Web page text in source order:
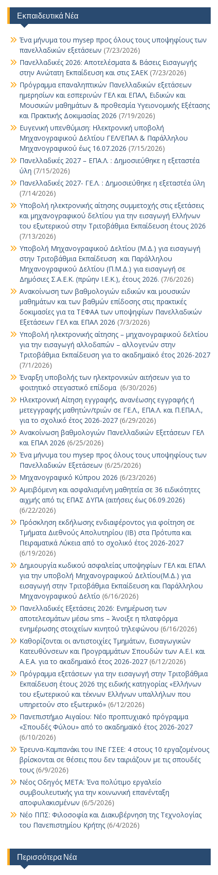
k p k er
n τε
ίτ
ε
Εκπαιδευτικά Νέα
Ένα μήνυμα του mysep προς όλους τους υποψηφίους των
πανελλαδικών εξετάσεων (7/23/2026)
Πανελλαδικές 2026: Αποτελέσματα & Βάσεις Εισαγωγής
στην Ανώτατη Εκπαίδευση και στις ΣΑΕΚ (7/23/2026)
Πρόγραμμα επαναληπτικών Πανελλαδικών εξετάσεων
ημερησίων και εσπερινών ΓΕΛ και ΕΠΑΛ, Ειδικών και
Μουσικών μαθημάτων & προθεσμία Υγειονομικής Εξέτασης
και Πρακτικής Δοκιμασίας 2026 (7/19/2026)
Ευγενική υπενθύμιση: Ηλεκτρονική υποβολή
Μηχανογραφικού Δελτίου ΓΕΛ/ΕΠΑΛ & Παράλληλου
Μηχανογραφικού έως 16.07.2026 (7/15/2026)
Πανελλαδικές 2027 – ΕΠΑ.Λ. : Δημοσιεύθηκε η εξεταστέα
ύλη (7/15/2026)
Πανελλαδικές 2027- ΓΕ.Λ. : Δημοσιεύθηκε η εξεταστέα ύλη
(7/14/2026)
Υποβολή ηλεκτρονικής αίτησης συμμετοχής στις εξετάσεις
και μηχανογραφικού δελτίου για την εισαγωγή Ελλήνων
του εξωτερικού στην Τριτοβάθμια Εκπαίδευση έτους 2026
(7/13/2026)
Υποβολή Μηχανογραφικού Δελτίου (Μ.Δ.) για εισαγωγή
στην Τριτοβάθμια Εκπαίδευση και Παράλληλου
Μηχανογραφικού Δελτίου (Π.Μ.Δ.) για εισαγωγή σε
Δημόσιες Σ.Α.Ε.Κ. (πρώην Ι.Ε.Κ.), έτους 2026. (7/6/2026)
Ανακοίνωση των βαθμολογιών ειδικών και μουσικών
μαθημάτων και των βαθμών επίδοσης στις πρακτικές
δοκιμασίες για τα ΤΕΦΑΑ των υποψηφίων Πανελλαδικών
Εξετάσεων ΓΕΛ και ΕΠΑΛ 2026 (7/3/2026)
Υποβολή ηλεκτρονικής αίτησης – μηχανογραφικού δελτίου
για την εισαγωγή αλλοδαπών – αλλογενών στην
Τριτοβάθμια Εκπαίδευση για το ακαδημαϊκό έτος 2026-2027
(7/1/2026)
Έναρξη υποβολής των ηλεκτρονικών αιτήσεων για το
φοιτητικό στεγαστικό επίδομα (6/30/2026)
Ηλεκτρονική Αίτηση εγγραφής, ανανέωσης εγγραφής ή
μετεγγραφής μαθητών/τριών σε ΓΕ.Λ., ΕΠΑ.Λ. και Π.ΕΠΑ.Λ.,
για το σχολικό έτος 2026-2027 (6/29/2026)
Ανακοίνωση βαθμολογιών Πανελλαδικών Εξετάσεων ΓΕΛ
και ΕΠΑΛ 2026 (6/25/2026)
Ένα μήνυμα του mysep προς όλους τους υποψηφίους των
Πανελλαδικών Εξετάσεων (6/25/2026)
Μηχανογραφικό Κύπρου 2026 (6/23/2026)
Αμειβόμενη και ασφαλισμένη μαθητεία σε 36 ειδικότητες
αιχμής από τις ΕΠΑΣ ΔΥΠΑ (αιτήσεις έως 06.09.2026)
(6/22/2026)
Πρόσκληση εκδήλωσης ενδιαφέροντος για φοίτηση σε
Τμήματα Διεθνούς Απολυτηρίου (IB) στα Πρότυπα και
Πειραματικά Λύκεια από το σχολικό έτος 2026-2027
(6/19/2026)
Δημιουργία κωδικού ασφαλείας υποψηφίων ΓΕΛ και ΕΠΑΛ
για την υποβολή Μηχανογραφικού Δελτίου(Μ.Δ.) για
εισαγωγή στην Τριτοβάθμια Εκπαίδευση και Παράλληλου
Μηχανογραφικού Δελτίο (6/16/2026)
Πανελλαδικές Εξετάσεις 2026: Ενημέρωση των
αποτελεσμάτων μέσω sms – Άνοιξε η πλατφόρμα
ενημέρωσης στοιχείων κινητού τηλεφώνου (6/16/2026)
Καθορίζονται οι αντιστοιχίες Τμημάτων, Εισαγωγικών
Κατευθύνσεων και Προγραμμάτων Σπουδών των Α.Ε.Ι. και
Α.Ε.Α. για το ακαδημαϊκό έτος 2026-2027 (6/12/2026)
Πρόγραμμα εξετάσεων για την εισαγωγή στην Τριτοβάθμια
Εκπαίδευση έτους 2026 της ειδικής κατηγορίας «Ελλήνων
του εξωτερικού και τέκνων Ελλήνων υπαλλήλων που
υπηρετούν στο εξωτερικό» (6/12/2026)
Πανεπιστήμιο Αιγαίου: Νέο προπτυχιακό πρόγραμμα
«Σπουδές Φύλου» από το ακαδημαϊκό έτος 2026-2027
(6/10/2026)
Έρευνα-Καμπανάκι του ΙΝΕ ΓΣΕΕ: 4 στους 10 εργαζομένους
βρίσκονται σε θέσεις που δεν ταιριάζουν με τις σπουδές
τους (6/9/2026)
Νέος Οδηγός ΜΕΤΑ: Ένα πολύτιμο εργαλείο
συμβουλευτικής για την κοινωνική επανένταξη
αποφυλακισμένων (6/5/2026)
Νέο ΠΠΣ: Φιλοσοφία και Διακυβέρνηση της Τεχνολογίας
του Πανεπιστημίου Κρήτης (6/4/2026)
Περισσότερα Νέα